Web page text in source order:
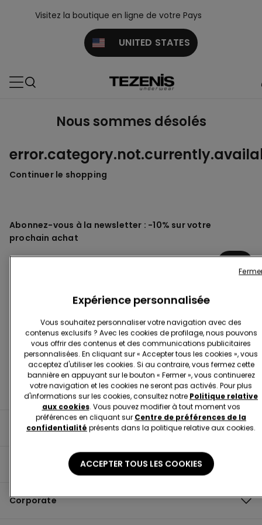
Visitez la boutique en ligne de votre Pays
UNITED STATES
Nous sommes désolés
Continuer le shopping
Abonnez-vous à la newsletter : -10% sur votre
prochain achat
Trouver Une Boutique
Informations utiles
Guide du produit
Corporate
Expérience personnalisée
Vous souhaitez personnaliser votre navigation avec des
contenus exclusifs ? Avec les cookies de profilage, nous pouvons
vous offrir des contenus et des communications publicitaires
personnalisées. En cliquant sur « Accepter tous les cookies », vous
acceptez d'utiliser les cookies. Si au contraire, vous fermez cette
bannière en appuyant sur le bouton « Fermer », vous continuerez
votre navigation et les cookies ne seront pas activés. Pour plus
d'informations sur les cookies, consultez notre Politique relative
aux cookies. Vous pouvez modifier à tout moment vos
préférences en cliquant sur Centre de préférences de la
confidentialité présents dans la politique relative aux cookies.
ACCEPTER TOUS LES COOKIES